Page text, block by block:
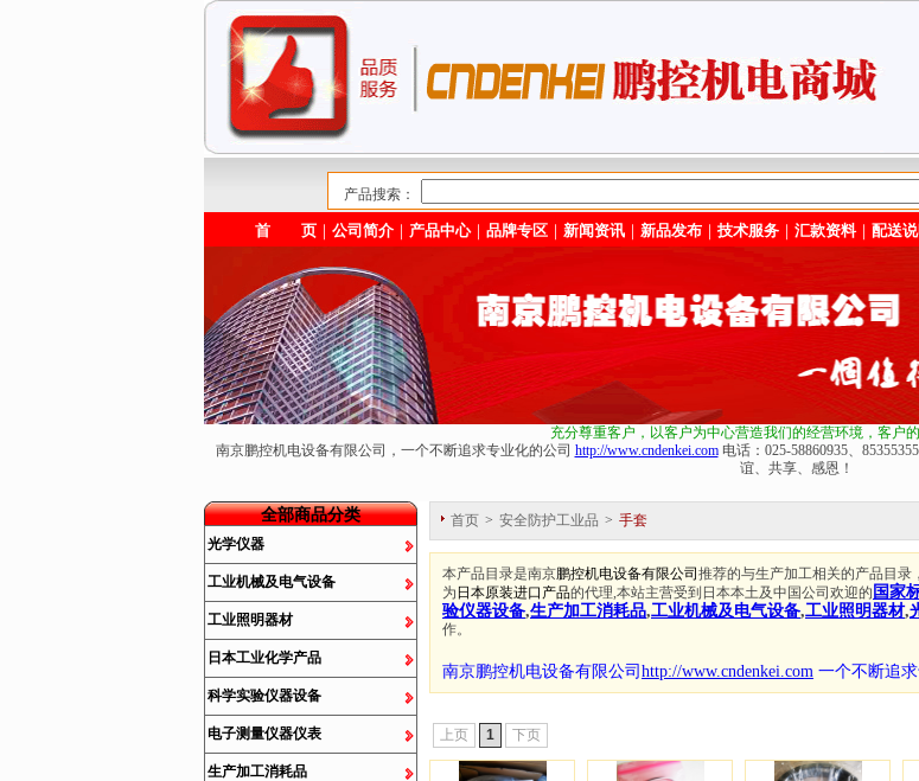
产品搜索：
首 页｜ 公司简介｜ 产品中心｜ 品牌专区｜ 新闻资讯｜ 新品发布｜ 技术服务｜ 汇款资料｜ 配送说
充分尊重客户，以客户为中心营造我们的经营环境，客户
南京鹏控机电设备有限公司，一个不断追求专业化的公司 http://www.cndenkei.com电话：025-58860935、
谊、共享、感恩！
全部商品分类
光学仪器
工业机械及电气设备
工业照明器材
日本工业化学产品
科学实验仪器设备
电子测量仪器仪表
生产加工消耗品
首页 > 安全防护工业品 > 手套
本产品目录是南京鹏控机电设备有限公司 推荐的与生产加工相关的产品目录
为 日本原装进口产品的代理,本站主营受到日本本土及中国公司欢迎的 国家
验仪器设备,生产加工消耗品,工业机械及电气设备,工业照明器材,
作。
南京鹏控机电设备有限公司http://www.cndenkei.com 一个不断追
上页 1 下页